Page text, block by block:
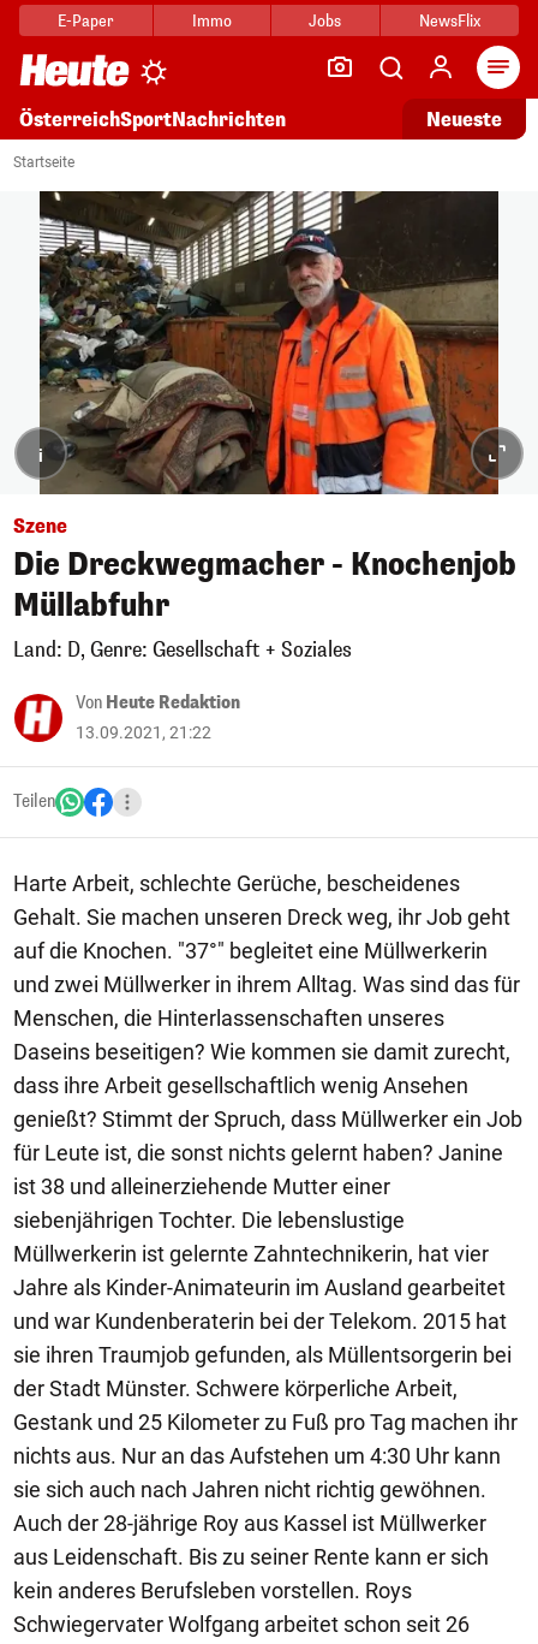
E-Paper Immo Jobs NewsFlix
ÖsterreichSportNachrichten Neueste
Startseite
i
Szene
Die Dreckwegmacher - Knochenjob
Müllabfuhr
Land: D, Genre: Gesellschaft + Soziales
Von Heute Redaktion
13.09.2021, 21:22
Teilen
Harte Arbeit, schlechte Gerüche, bescheidenes
Gehalt. Sie machen unseren Dreck weg, ihr Job geht
auf die Knochen. "37°" begleitet eine Müllwerkerin
und zwei Müllwerker in ihrem Alltag. Was sind das für
Menschen, die Hinterlassenschaften unseres
Daseins beseitigen? Wie kommen sie damit zurecht,
dass ihre Arbeit gesellschaftlich wenig Ansehen
genießt? Stimmt der Spruch, dass Müllwerker ein Job
für Leute ist, die sonst nichts gelernt haben? Janine
ist 38 und alleinerziehende Mutter einer
siebenjährigen Tochter. Die lebenslustige
Müllwerkerin ist gelernte Zahntechnikerin, hat vier
Jahre als Kinder-Animateurin im Ausland gearbeitet
und war Kundenberaterin bei der Telekom. 2015 hat
sie ihren Traumjob gefunden, als Müllentsorgerin bei
der Stadt Münster. Schwere körperliche Arbeit,
Gestank und 25 Kilometer zu Fuß pro Tag machen ihr
nichts aus. Nur an das Aufstehen um 4:30 Uhr kann
sie sich auch nach Jahren nicht richtig gewöhnen.
Auch der 28-jährige Roy aus Kassel ist Müllwerker
aus Leidenschaft. Bis zu seiner Rente kann er sich
kein anderes Berufsleben vorstellen. Roys
Schwiegervater Wolfgang arbeitet schon seit 26